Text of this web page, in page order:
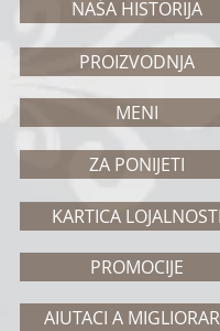
NAŠA HISTORIJA
PROIZVODNJA
MENI
ZA PONIJETI
KARTICA
PROMOCIJE
AIUTACI A